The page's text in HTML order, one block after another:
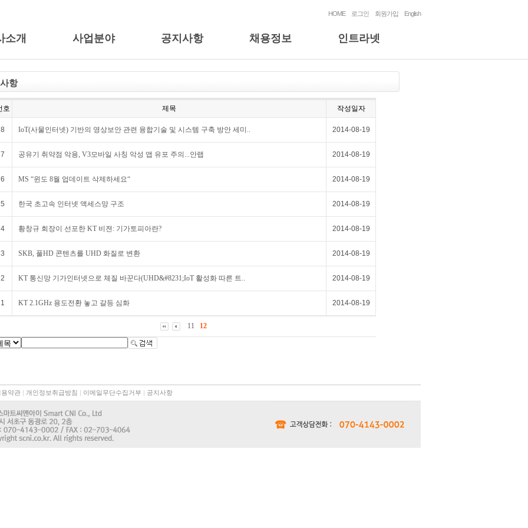
HOME 로그인 회원가입 English
소개 사업분야 공지사항 채용정보 인트라넷
항
호 제목 작성일자
8 IoT(사물인터넷) 기반의 영상보안 관련 융합기술 및 시스템 구축 방안 세미.. 2014-08-19
7 공유기 취약점 악용, V3모바일 사칭 악성 앱 유포 주의...안랩 2014-08-19
6 MS “윈도 8월 업데이트 삭제하세요“ 2014-08-19
5 한국 초고속 인터넷 액세스망 구조 2014-08-19
4 황창규 회장이 선포한 KT 비젼: 기가토피아란? 2014-08-19
3 SKB, 풀HD 콘텐츠를 UHD 화질로 변환 2014-08-19
2 KT 통신망 기가인터넷으로 체질 바꾼다(UHD&#8231;IoT 활성화 따른 트.. 2014-08-19
1 KT 2.1GHz 용도전환 놓고 갈등 심화 2014-08-19
11 12
약관 | 개인정보취급방침 | 이메일무단수집거부 | 공지사항